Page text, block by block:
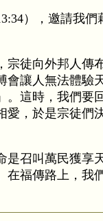
），邀請我
徒向外邦人傳
讓人無法體驗
這時，我們要
，於是宗徒們
召叫萬民獲享
福傳路上，我